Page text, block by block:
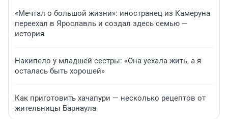
«Мечтал о большой жизни»: иностранец из Камеруна
переехал в Ярославль и создал здесь семью —
история
Накипело у младшей сестры: «Она уехала жить, а я
осталась быть хорошей»
Как приготовить хачапури — несколько рецептов от
жительницы Барнаула